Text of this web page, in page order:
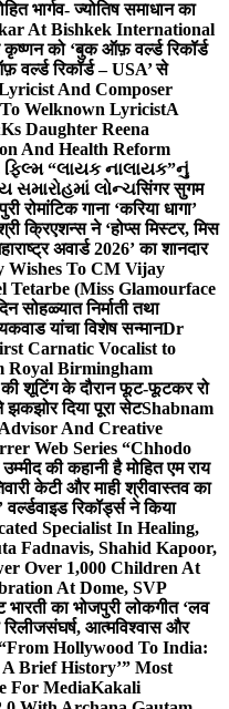
भार्गव- ज्योतिष समाधान का
At Bishkek International
कृष्णन को ‘बुक ऑफ़ वर्ल्ड रिकॉर्ड
वर्ल्ड रिकॉर्ड – USA’ से
And Composer
Welknown LyricistA
Daughter Reena
And Health Reform
“લાયક નાલાયક”નું
સમારોહમાં લોન્ચसिंगर सुगम
रोमांटिक गाना ‘करिया धागा’
क्रिएशन्स ने ‘होप्स मिस्टर, मिस
अवार्ड 2026’ का शानदार
Wishes To CM Vijay
Tetarbe (Miss Glamourface
सोहळ्यात निर्माती तथा
यांचा विशेष सन्मानDr
Carnatic Vocalist to
Royal Birmingham
की शूटिंग के दौरान फूट-फूटकर रो
झकझोर दिया पूरा सेटShabnam
And Creative
Web Series “Chhodo
की कहानी है मोहित एम राय
केटी और माही श्रीवास्तव का
रिकॉर्ड्स ने किया
Specialist In Healing,
Fadnavis, Shahid Kapoor,
Over 1,000 Children At
At Dome, SVP
भारती का भोजपुरी लोकगीत ‘लव
रिलीजसंघर्ष, आत्मविश्वास और
Hollywood To India:
Brief History’” Most
For MediaKakali